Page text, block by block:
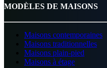
MODÈLES DE MAISONS
Maisons contemporaines
Maisons traditionnelles
Maisons plain-pied
Maisons à étage